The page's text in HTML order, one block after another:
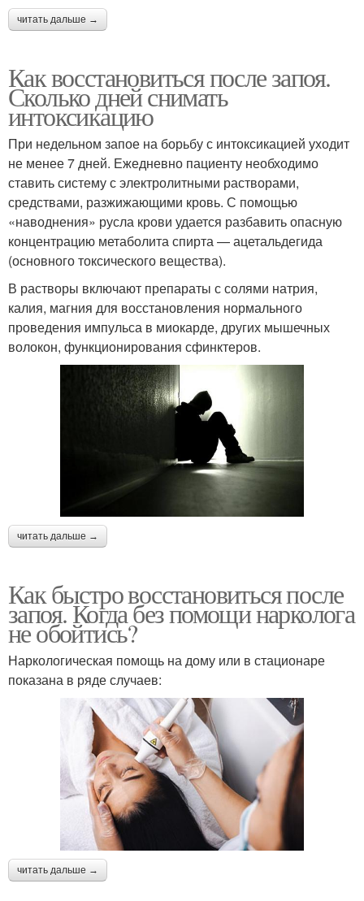
читать дальше →
Как восстановиться после запоя.
Сколько дней снимать
интоксикацию
При недельном запое на борьбу с интоксикацией уходит
не менее 7 дней. Ежедневно пациенту необходимо
ставить систему с электролитными растворами,
средствами, разжижающими кровь. С помощью
«наводнения» русла крови удается разбавить опасную
концентрацию метаболита спирта — ацетальдегида
(основного токсического вещества).
В растворы включают препараты с солями натрия,
калия, магния для восстановления нормального
проведения импульса в миокарде, других мышечных
волокон, функционирования сфинктеров.
читать дальше →
Как быстро восстановиться после
запоя. Когда без помощи нарколога
не обойтись?
Наркологическая помощь на дому или в стационаре
показана в ряде случаев:
читать дальше →